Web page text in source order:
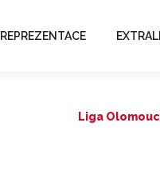
REPREZENTACE
Liga